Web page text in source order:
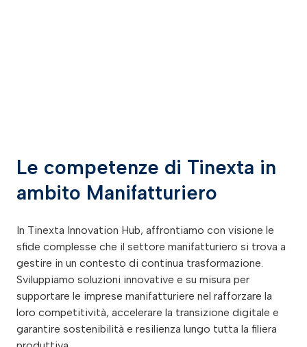
Le competenze di Tinexta in
ambito Manifatturiero
In Tinexta Innovation Hub, affrontiamo con visione le
sfide complesse che il settore manifatturiero si trova a
gestire in un contesto di continua trasformazione.
Sviluppiamo soluzioni innovative e su misura per
supportare le imprese manifatturiere nel rafforzare la
loro competitività, accelerare la transizione digitale e
garantire sostenibilità e resilienza lungo tutta la filiera